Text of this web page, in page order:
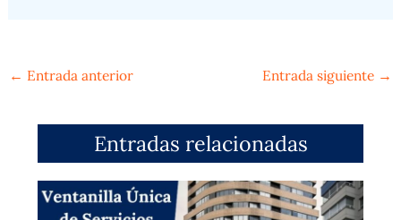
← Entrada anterior Entrada siguiente →
Entradas relacionadas